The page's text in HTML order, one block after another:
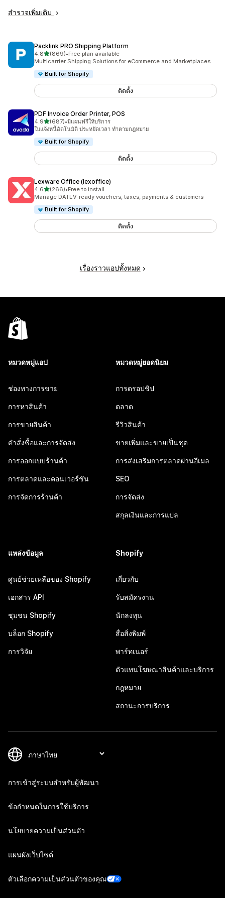
สำรวจเพิ่มเติม
Packlink PRO Shipping Platform
4.8เต็ม 5 ดาว
(869)
ทั้งหมด 869 รีวิว
•Free plan available
Multicarrier Shipping Solutions for eCommerce and Marketplaces
Built for Shopify
ติดตั้ง
PDF Invoice Order Printer, POS
4.9เต็ม 5 ดาว
(687)
ทั้งหมด 687 รีวิว
•มีแผนฟรีให้บริการ
ใบแจ้งหนี้อัตโนมัติ ประหยัดเวลา ทำตามกฎหมาย
Built for Shopify
ติดตั้ง
Lexware Office (lexoffice)
4.6เต็ม 5 ดาว
(266)
ทั้งหมด 266 รีวิว
•Free to install
Manage DATEV-ready vouchers, taxes, payments & customers
Built for Shopify
ติดตั้ง
เรื่องราวแอปทั้งหมด
หมวดหมู่แอป
ช่องทางการขาย
การหาสินค้า
การขายสินค้า
คำสั่งซื้อและการจัดส่ง
การออกแบบร้านค้า
การตลาดและคอนเวอร์ชัน
การจัดการร้านค้า
หมวดหมู่ยอดนิยม
การดรอปชิป
ตลาด
รีวิวสินค้า
ขายเพิ่มและขายเป็นชุด
การส่งเสริมการตลาดผ่านอีเมล
SEO
การจัดส่ง
สกุลเงินและการแปล
แหล่งข้อมูล
ศูนย์ช่วยเหลือของ Shopify
เอกสาร API
ชุมชน Shopify
บล็อก Shopify
การวิจัย
Shopify
เกี่ยวกับ
รับสมัครงาน
นักลงทุน
สื่อสิ่งพิมพ์
พาร์ทเนอร์
ตัวแทนโฆษณาสินค้าและบริการ
กฎหมาย
สถานะการบริการ
การเข้าสู่ระบบสำหรับผู้พัฒนา
ข้อกำหนดในการใช้บริการ
นโยบายความเป็นส่วนตัว
แผนผังเว็บไซต์
ตัวเลือกความเป็นส่วนตัวของคุณ